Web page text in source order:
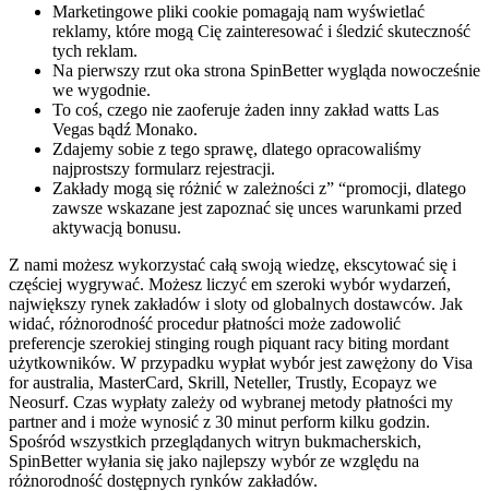
Marketingowe pliki cookie pomagają nam wyświetlać
reklamy, które mogą Cię zainteresować i śledzić skuteczność
tych reklam.
Na pierwszy rzut oka strona SpinBetter wygląda nowocześnie
we wygodnie.
To coś, czego nie zaoferuje żaden inny zakład watts Las
Vegas bądź Monako.
Zdajemy sobie z tego sprawę, dlatego opracowaliśmy
najprostszy formularz rejestracji.
Zakłady mogą się różnić w zależności z” “promocji, dlatego
zawsze wskazane jest zapoznać się unces warunkami przed
aktywacją bonusu.
Z nami możesz wykorzystać całą swoją wiedzę, ekscytować się i
częściej wygrywać. Możesz liczyć em szeroki wybór wydarzeń,
największy rynek zakładów i sloty od globalnych dostawców. Jak
widać, różnorodność procedur płatności może zadowolić
preferencje szerokiej stinging rough piquant racy biting mordant
użytkowników. W przypadku wypłat wybór jest zawężony do Visa
for australia, MasterCard, Skrill, Neteller, Trustly, Ecopayz we
Neosurf. Czas wypłaty zależy od wybranej metody płatności my
partner and i może wynosić z 30 minut perform kilku godzin.
Spośród wszystkich przeglądanych witryn bukmacherskich,
SpinBetter wyłania się jako najlepszy wybór ze względu na
różnorodność dostępnych rynków zakładów.